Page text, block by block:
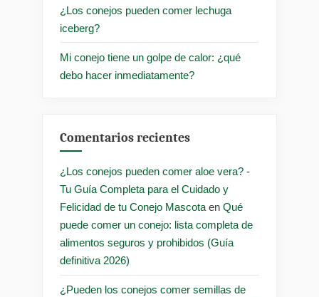
¿Los conejos pueden comer lechuga
iceberg?
Mi conejo tiene un golpe de calor: ¿qué
debo hacer inmediatamente?
Comentarios recientes
¿Los conejos pueden comer aloe vera? -
Tu Guía Completa para el Cuidado y
Felicidad de tu Conejo Mascota en Qué
puede comer un conejo: lista completa de
alimentos seguros y prohibidos (Guía
definitiva 2026)
¿Pueden los conejos comer semillas de